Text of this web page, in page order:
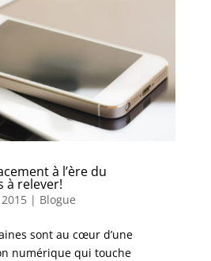
à l’ère du
à relever!
| Blogue
sont au cœur d’une
numérique qui touche